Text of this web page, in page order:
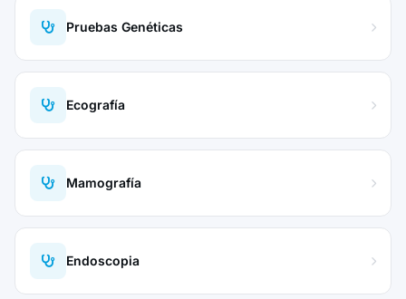
Pruebas Genéticas
Ecografía
Mamografía
Endoscopia